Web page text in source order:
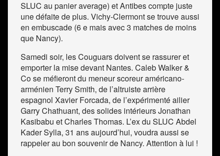
SLUC au panier average) et Antibes compte juste
une défaite de plus. Vichy-Clermont se trouve aussi
en embuscade (6 e mais avec 3 matches de moins
que Nancy).
Samedi soir, les Couguars doivent se rassurer et
emporter la mise devant Nantes. Caleb Walker &
Co se méfieront du meneur scoreur américano-
arménien Terry Smith, de l’altruiste arrière
espagnol Xavier Forcada, de l’expérimenté ailier
Garry Chathuant, des solides intérieurs Jonathan
Kasibabu et Charles Thomas. L’ex du SLUC Abdel
Kader Sylla, 31 ans aujourd’hui, voudra aussi se
rappeler au bon souvenir de Nancy. Attention à lui !